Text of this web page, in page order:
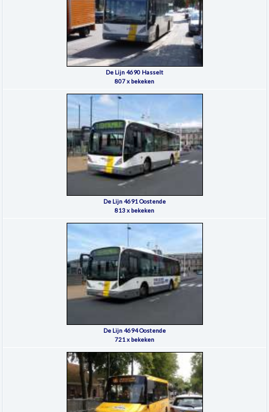
De Lijn 4690 Hasselt
807 x bekeken
De Lijn 4691 Oostende
813 x bekeken
De Lijn 4694 Oostende
721 x bekeken